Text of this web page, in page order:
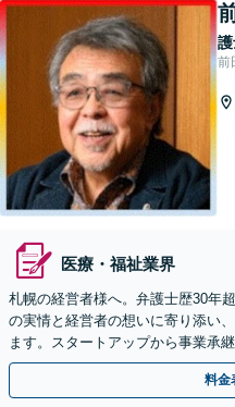
前
医療・福祉業界
札幌の経営者様へ。弁護士歴30年
の実情と経営者の想いに寄り添い
ます。スタートアップから事業承
す。
料金